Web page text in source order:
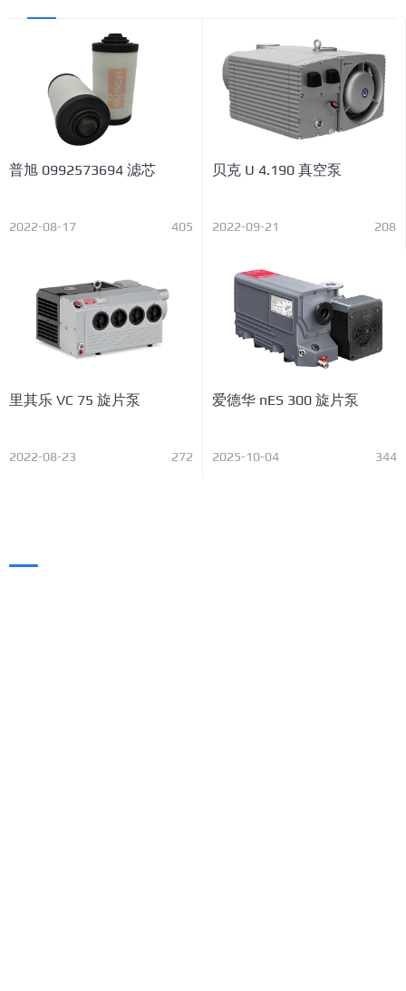
普旭 0992573694 滤芯
2022-08-17 405
贝克 U 4.190 真空泵
2022-09-21 208
里其乐 VC 75 旋片泵
2022-08-23 272
爱德华 nES 300 旋片泵
2025-10-04 344